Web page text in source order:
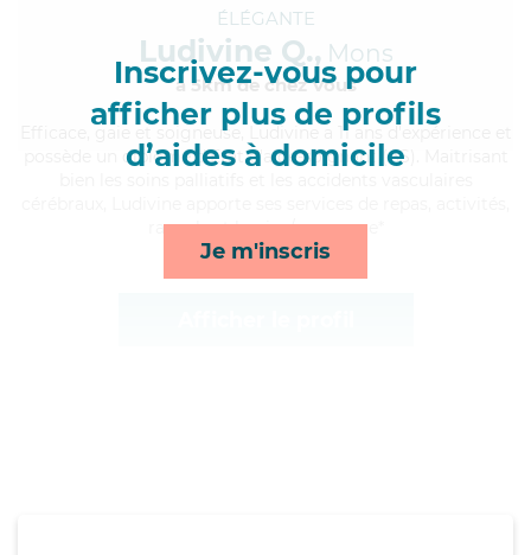
Inscrivez-vous pour
afficher plus de profils
d’aides à domicile
Je m'inscris
ÉLÉGANTE
Ludivine Q., Mons
à 5km de chez Vous
, gaie et soigneuse, Ludivine a 11 ans d'expérience et
possède un diplôme d'Etat d'aide-soignant (AS). Maitrisant
rappels et lessive/repassage*